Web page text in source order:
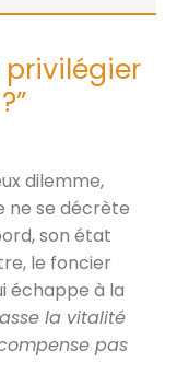
privilégier
dilemme,
ne se décrète
son état
le foncier
échappe à la
la vitalité
pas